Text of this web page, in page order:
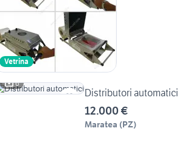
Vetrina
6
Distributori automatici
12.000 €
Maratea (PZ)